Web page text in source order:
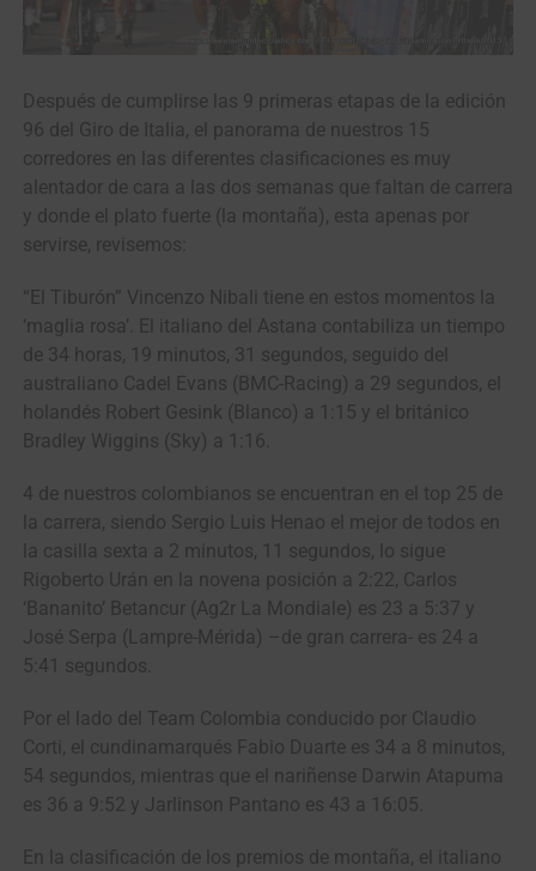
Después de cumplirse las 9 primeras etapas de la edición
96 del Giro de Italia, el panorama de nuestros 15
corredores en las diferentes clasificaciones es muy
alentador de cara a las dos semanas que faltan de carrera
y donde el plato fuerte (la montaña), esta apenas por
servirse, revisemos:
“El Tiburón” Vincenzo Nibali tiene en estos momentos la
‘maglia rosa’. El italiano del Astana contabiliza un tiempo
de 34 horas, 19 minutos, 31 segundos, seguido del
australiano Cadel Evans (BMC-Racing) a 29 segundos, el
holandés Robert Gesink (Blanco) a 1:15 y el británico
Bradley Wiggins (Sky) a 1:16.
4 de nuestros colombianos se encuentran en el top 25 de
la carrera, siendo Sergio Luis Henao el mejor de todos en
la casilla sexta a 2 minutos, 11 segundos, lo sigue
Rigoberto Urán en la novena posición a 2:22, Carlos
‘Bananito’ Betancur (Ag2r La Mondiale) es 23 a 5:37 y
José Serpa (Lampre-Mérida) –de gran carrera- es 24 a
5:41 segundos.
Por el lado del Team Colombia conducido por Claudio
Corti, el cundinamarqués Fabio Duarte es 34 a 8 minutos,
54 segundos, mientras que el nariñense Darwin Atapuma
es 36 a 9:52 y Jarlinson Pantano es 43 a 16:05.
En la clasificación de los premios de montaña, el italiano